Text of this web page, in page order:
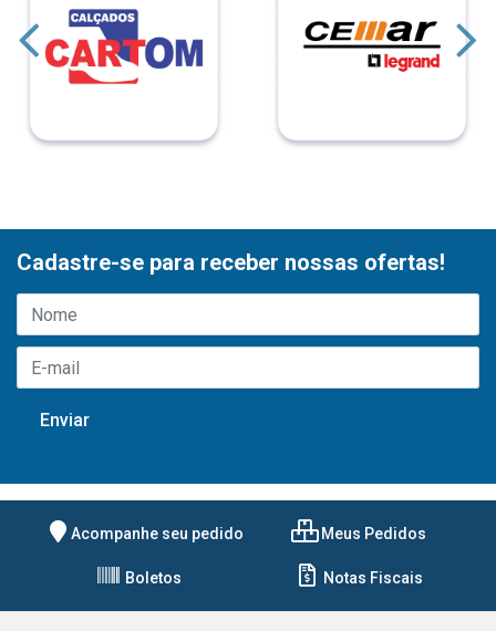
Cadastre-se para receber nossas ofertas!
Acompanhe seu pedido Meus Pedidos
Boletos Notas Fiscais